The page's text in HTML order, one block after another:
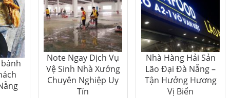
Note Ngay Dịch Vụ
Vệ Sinh Nhà Xưởng
Chuyên Nghiệp Uy
Tín
Nhà Hàng Hải Sản
Lão Đại Đà Nẵng –
Tận Hưởng Hương
Vị Biển